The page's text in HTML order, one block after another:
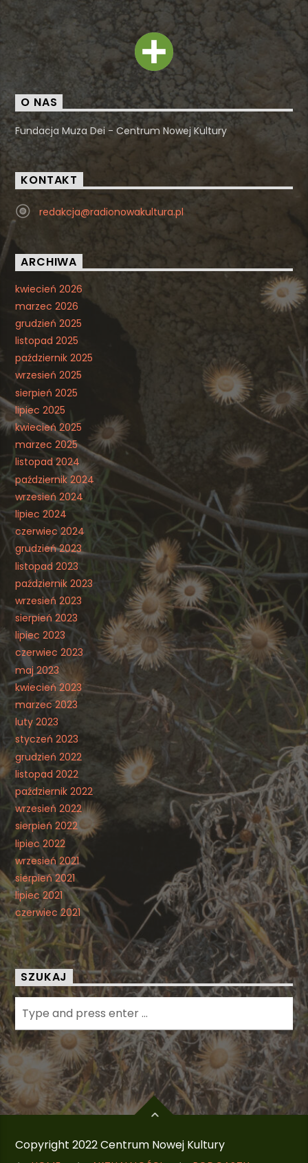
O NAS
Fundacja Muza Dei - Centrum Nowej Kultury
KONTAKT
redakcja@radionowakultura.pl
ARCHIWA
kwiecień 2026
marzec 2026
grudzień 2025
listopad 2025
październik 2025
wrzesień 2025
sierpień 2025
lipiec 2025
kwiecień 2025
marzec 2025
listopad 2024
październik 2024
wrzesień 2024
lipiec 2024
czerwiec 2024
grudzień 2023
listopad 2023
październik 2023
wrzesień 2023
sierpień 2023
lipiec 2023
czerwiec 2023
maj 2023
kwiecień 2023
marzec 2023
luty 2023
styczeń 2023
grudzień 2022
listopad 2022
październik 2022
wrzesień 2022
sierpień 2022
lipiec 2022
wrzesień 2021
sierpień 2021
lipiec 2021
czerwiec 2021
SZUKAJ
Copyright 2022 Centrum Nowej Kultury